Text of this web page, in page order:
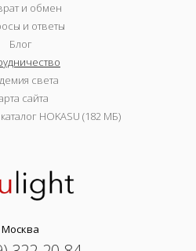
и обмен
и ответы
Блог
света
сайта
HOKASU (182 МБ)
Москва